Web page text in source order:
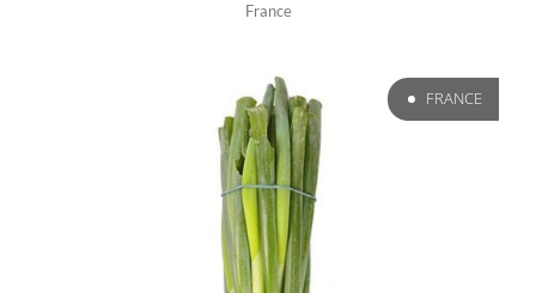
France
FRANCE